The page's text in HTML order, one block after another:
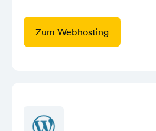
Zum Webhosting